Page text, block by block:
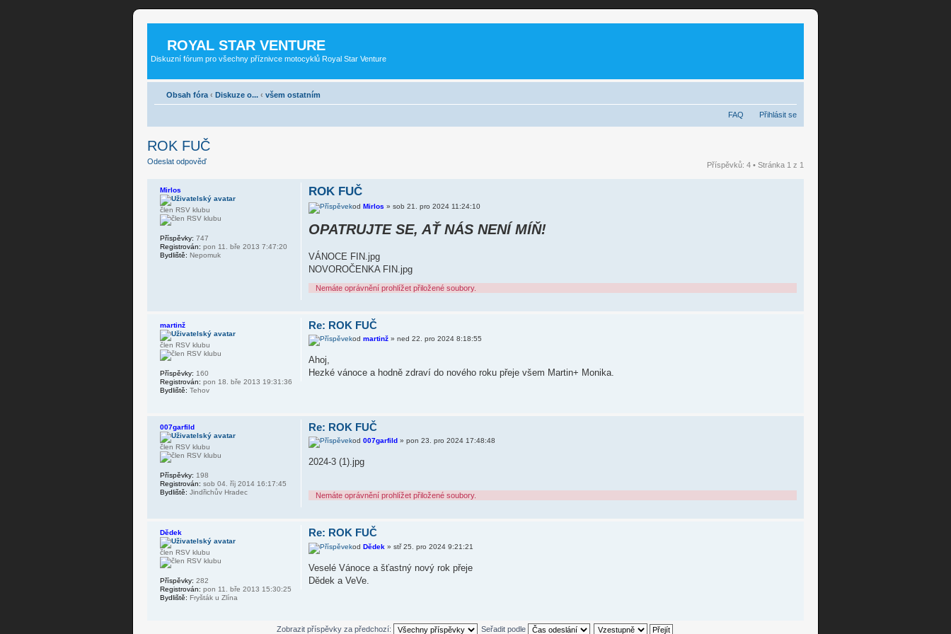
ROYAL STAR VENTURE
Diskuzní fórum pro všechny příznivce motocyklů Royal Star Venture
Obsah fóra ‹ Diskuze o... ‹ všem ostatním
FAQ Přihlásit se
ROK FUČ
Odeslat odpověď Příspěvků: 4 • Stránka 1 z 1
ROK FUČ
od Mirlos » sob 21. pro 2024 11:24:10
OPATRUJTE SE, AŤ NÁS NENÍ MÍŇ!
VÁNOCE FIN.jpg
NOVOROČENKA FIN.jpg
Nemáte oprávnění prohlížet přiložené soubory.
Mirlos
člen RSV klubu
Příspěvky: 747
Registrován: pon 11. bře 2013 7:47:20
Bydliště: Nepomuk
Re: ROK FUČ
od martinž» ned 22. pro 2024 8:18:55
Ahoj,
Hezké vánoce a hodně zdraví do nového roku přeje všem Martin+ Monika.
martinž
člen RSV klubu
Příspěvky: 160
Registrován: pon 18. bře 2013 19:31:36
Bydliště: Tehov
Re: ROK FUČ
od 007garfild» pon 23. pro 2024 17:48:48
2024-3 (1).jpg
Nemáte oprávnění prohlížet přiložené soubory.
007garfild
člen RSV klubu
Příspěvky: 198
Registrován: sob 04. říj 2014 16:17:45
Bydliště: Jindřichův Hradec
Re: ROK FUČ
od Dědek» stř 25. pro 2024 9:21:21
Veselé Vánoce a šťastný nový rok přeje
Dědek a VeVe.
Dědek
člen RSV klubu
Příspěvky: 282
Registrován: pon 11. bře 2013 15:30:25
Bydliště: Fryšták u Zlína
Zobrazit příspěvky za předchozí: Seřadit podle